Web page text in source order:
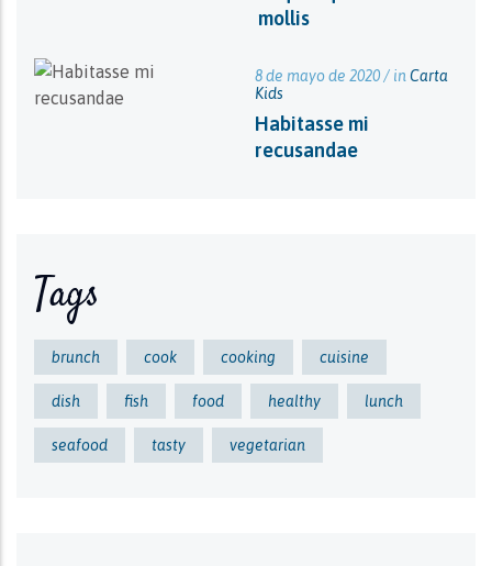
mollis
8 de mayo de 2020 / in Carta
Kids
Habitasse mi
recusandae
Tags
brunch cook cooking cuisine
dish fish food healthy lunch
seafood tasty vegetarian